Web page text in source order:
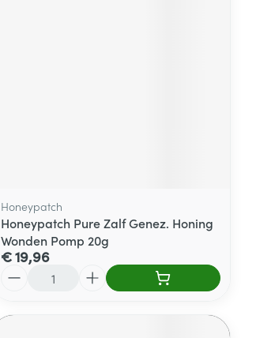
Honeypatch
Honeypatch Pure Zalf Genez. Honing
Wonden Pomp 20g
€ 19,96